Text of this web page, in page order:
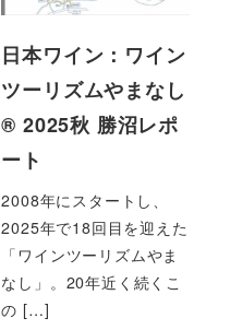
日本ワイン：ワイン
ツーリズムやまなし
®︎ 2025秋 勝沼レポ
ート
2008年にスタートし、
2025年で18回目を迎えた
「ワインツーリズムやま
なし」。20年近く続くこ
の […]